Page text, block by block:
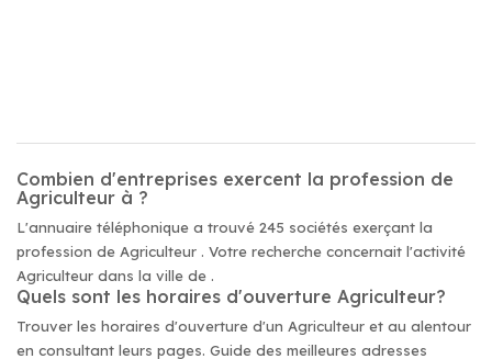
Combien d'entreprises exercent la profession de
Agriculteur à ?
L'annuaire téléphonique a trouvé 245 sociétés exerçant la
profession de Agriculteur . Votre recherche concernait l'activité
Agriculteur dans la ville de .
Quels sont les horaires d'ouverture Agriculteur?
Trouver les horaires d'ouverture d'un Agriculteur et au alentour
en consultant leurs pages. Guide des meilleures adresses